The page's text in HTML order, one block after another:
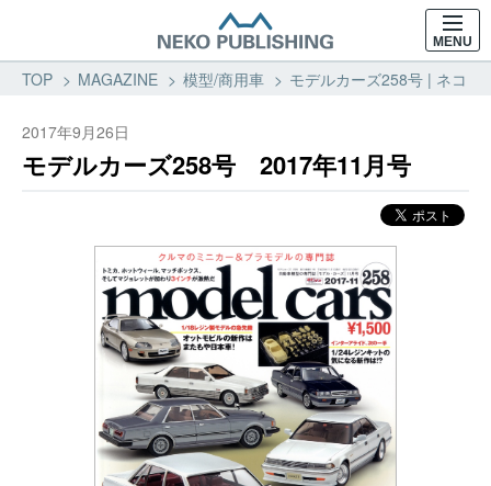
MENU
TOP MAGAZINE 模型/商用車 モデルカーズ258号 | ネコ・
2017年9月26日
モデルカーズ258号 2017年11月号